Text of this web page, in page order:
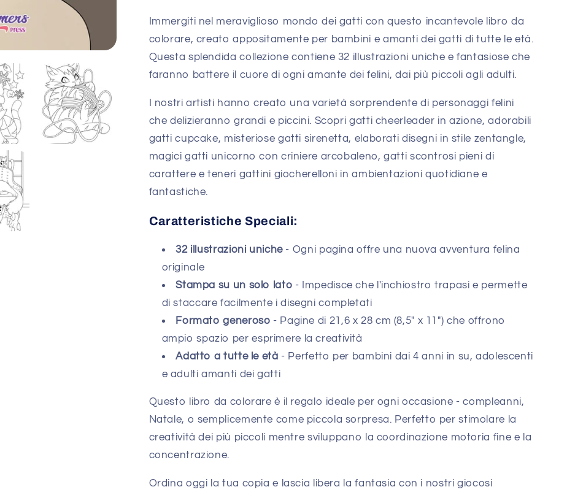
Immergiti nel meraviglioso mondo dei gatti con questo incantevole libro da
colorare, creato appositamente per bambini e amanti dei gatti di tutte le età.
Questa splendida collezione contiene 32 illustrazioni uniche e fantasiose che
faranno battere il cuore di ogni amante dei felini, dai più piccoli agli adulti.
I nostri artisti hanno creato una varietà sorprendente di personaggi felini
che delizieranno grandi e piccini. Scopri gatti cheerleader in azione, adorabili
gatti cupcake, misteriose gatti sirenetta, elaborati disegni in stile zentangle,
magici gatti unicorno con criniere arcobaleno, gatti scontrosi pieni di
carattere e teneri gattini giocherelloni in ambientazioni quotidiane e
fantastiche.
Caratteristiche Speciali:
32 illustrazioni uniche- Ogni pagina offre una nuova avventura felina
originale
Stampa su un solo lato - Impedisce che l'inchiostro trapasi e permette
di staccare facilmente i disegni completati
Formato generoso - Pagine di 21,6 x 28 cm (8,5" x 11") che offrono
ampio spazio per esprimere la creatività
Adatto a tutte le età - Perfetto per bambini dai 4 anni in su, adolescenti
e adulti amanti dei gatti
Questo libro da colorare è il regalo ideale per ogni occasione - compleanni,
Natale, o semplicemente come piccola sorpresa. Perfetto per stimolare la
creatività dei più piccoli mentre sviluppano la coordinazione motoria fine e la
concentrazione.
Ordina oggi la tua copia e lascia libera la fantasia con i nostri giocosi